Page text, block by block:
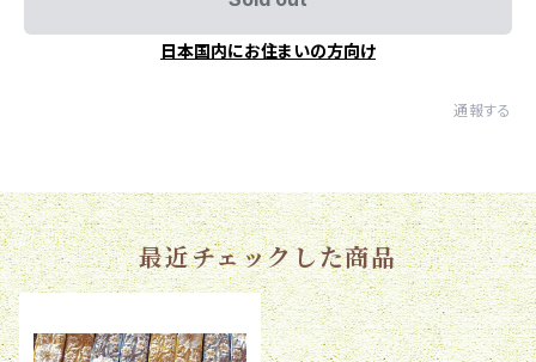
日本国内にお住まいの方向け
通報する
最近チェックした商品